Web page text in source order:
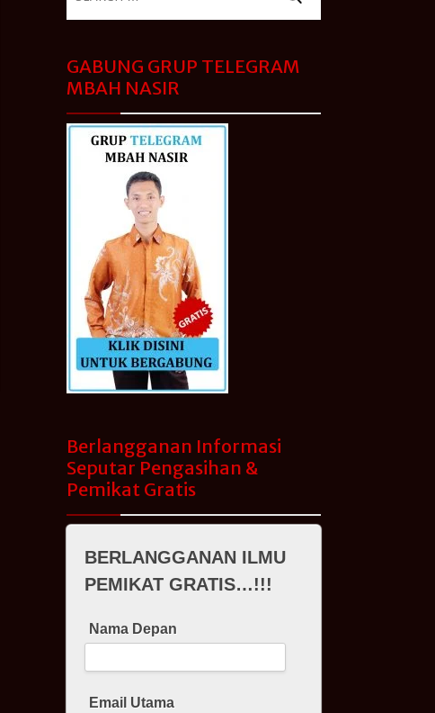
for:
GABUNG GRUP TELEGRAM
MBAH NASIR
Berlangganan Informasi
Seputar Pengasihan &
Pemikat Gratis
BERLANGGANAN ILMU
PEMIKAT GRATIS…!!!
Nama Depan
Email Utama